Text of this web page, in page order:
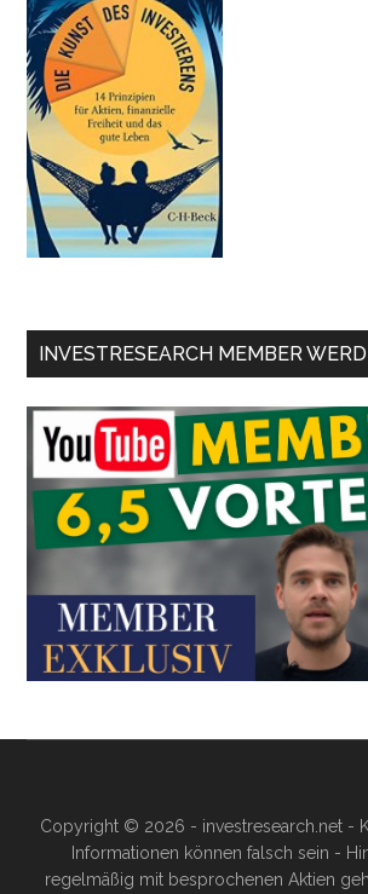
INVESTRESEARCH MEMBER
Copyright © 2026 - investresearch.net -
Informationen können falsch sein -
regelmäßig mit besprochenen Aktien